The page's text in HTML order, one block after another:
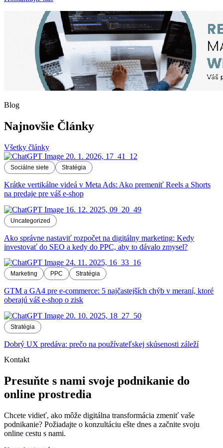
Blog
Najnovšie Články
Všetky články
Sociálne siete Stratégia
Krátke vertikálne videá v Meta Ads: Ako premeniť Reels a Shorts
na predaje pre váš e-shop
Uncategorized
Ako správne nastaviť rozpočet na digitálny marketing: Kedy
investovať do SEO a kedy do PPC, aby to dávalo zmysel?
Marketing PPC Stratégia
GTM a GA4 pre e-commerce: 5 najčastejších chýb v meraní, ktoré
oberajú váš e-shop o zisk
Stratégia
Dobrý UX predáva: prečo na používateľskej skúsenosti záleží
Kontakt
Presuňte s nami svoje podnikanie do
online prostredia
Chcete vidieť, ako môže digitálna transformácia zmeniť vaše
podnikanie? Požiadajte o konzultáciu ešte dnes a začnite svoju
online cestu s nami.